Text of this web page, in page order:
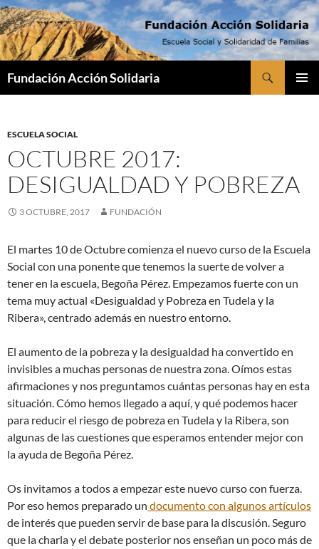
Saltar
al
contenido
Fundación Acción Solidaria
ESCUELA SOCIAL
OCTUBRE 2017:
DESIGUALDAD Y POBREZA
3 OCTUBRE, 2017 FUNDACIÓN
El martes 10 de Octubre comienza el nuevo curso de la Escuela
Social con una ponente que tenemos la suerte de volver a
tener en la escuela, Begoña Pérez. Empezamos fuerte con un
tema muy actual «Desigualdad y Pobreza en Tudela y la
Ribera», centrado además en nuestro entorno.
El aumento de la pobreza y la desigualdad ha convertido en
invisibles a muchas personas de nuestra zona. Oímos estas
afirmaciones y nos preguntamos cuántas personas hay en esta
situación. Cómo hemos llegado a aquí, y qué podemos hacer
para reducir el riesgo de pobreza en Tudela y la Ribera, son
algunas de las cuestiones que esperamos entender mejor con
la ayuda de Begoña Pérez.
Os invitamos a todos a empezar este nuevo curso con fuerza.
Por eso hemos preparado un documento con algunos artículos
de interés que pueden servir de base para la discusión. Seguro
que la charla y el debate posterior nos enseñan un poco más de